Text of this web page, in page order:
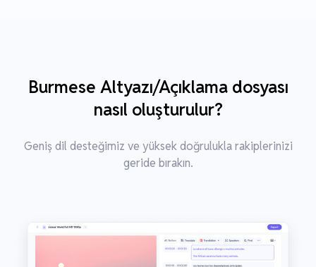
Burmese Altyazı/Açıklama dosyası
nasıl oluşturulur?
Geniş dil desteğimiz ve yüksek doğrulukla rakiplerinizi
geride bırakın.